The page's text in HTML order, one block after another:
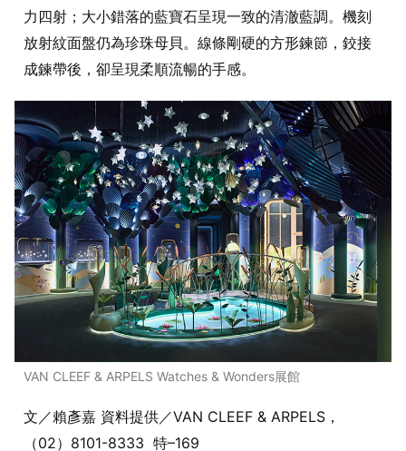
力四射；大小錯落的藍寶石呈現一致的清澈藍調。機刻
放射紋面盤仍為珍珠母貝。線條剛硬的方形鍊節，鉸接
成鍊帶後，卻呈現柔順流暢的手感。
VAN CLEEF & ARPELS Watches & Wonders展館
文／賴彥嘉 資料提供／VAN CLEEF & ARPELS，
（02）8101-8333 特–169